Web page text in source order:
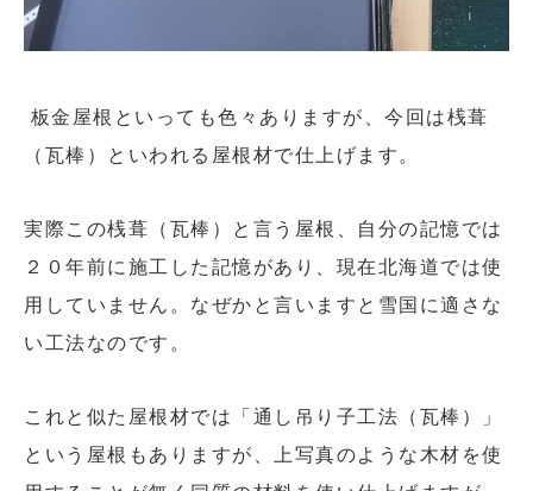
板金屋根といっても色々ありますが、今回は桟葺
（瓦棒）といわれる屋根材で仕上げます。
実際この桟葺（瓦棒）と言う屋根、自分の記憶では
２０年前に施工した記憶があり、現在北海道では使
用していません。なぜかと言いますと雪国に適さな
い工法なのです。
これと似た屋根材では「通し吊り子工法（瓦棒）」
という屋根もありますが、上写真のような木材を使